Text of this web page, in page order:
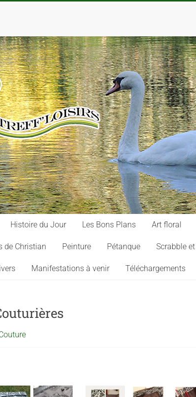
Histoire du Jour Les Bons Plans Art floral
de Christian Peinture Pétanque Scrabble
Manifestations à venir Téléchargements